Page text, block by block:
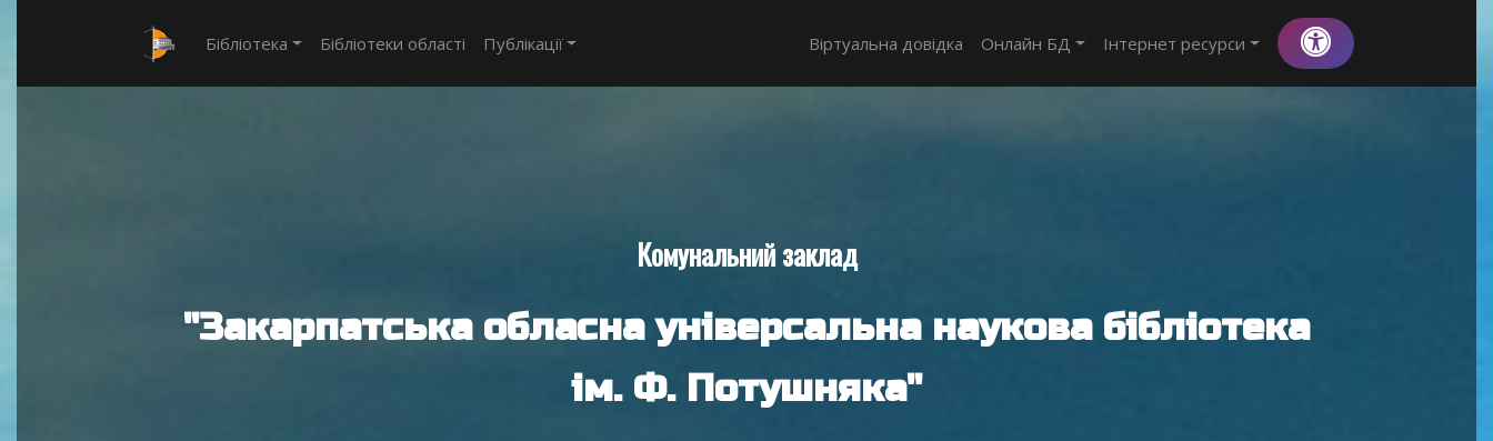
Бібліотека Бібліотеки області Публікації Віртуальна довідка Онлайн БД Інтернет ресурси
Комунальний заклад
"Закарпатська обласна універсальна наукова бібліотека
ім. Ф. Потушняка"